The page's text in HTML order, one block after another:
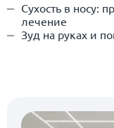
Сухость в носу:
лечение
Зуд на руках и